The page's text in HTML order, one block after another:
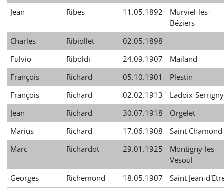
Jean Ribes 11.05.1892
Murviel-les-
Béziers
Charles
Ribiollet
02.05.1898
Fulvio
Riboldi 24.09.1907
Mailand
François
Richard 05.10.1901
Plestin
François
Richard 02.02.1913
Ladoix-Serrigny
Jean
Richard 30.07.1918
Orgelet
Marius
Richard 17.06.1908
Saint Chamond
Marc
Richardot 29.01.1925
Montigny-les-
Vesoul
Georges
Richemond 18.05.1907
Saint Jean-